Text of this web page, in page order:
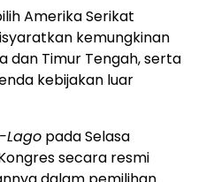
Amerika Serikat
kemungkinan
dan Timur Tengah, serta
kebijakan luar
pada Selasa
secara resmi